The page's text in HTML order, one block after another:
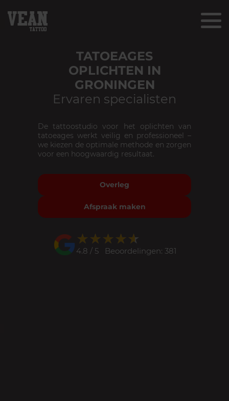
TATOEAGES
OPLICHTEN IN
GRONINGEN
Ervaren specialisten
De tattoostudio voor het oplichten van
tatoeages werkt veilig en professioneel –
we kiezen de optimale methode en zorgen
voor een hoogwaardig resultaat.
Overleg
Afspraak maken
★★★★★
★★★★★
4.8 / 5 Beoordelingen: 381